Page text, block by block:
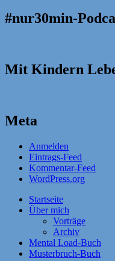
#nur30min-
Mit Kindern
Meta
Anmelden
Eintrags-Feed
Kommentar-Feed
WordPress.org
Startseite
Über mich
Vorträge
Archiv
Mental Load-Buch
Musterbruch-Buch